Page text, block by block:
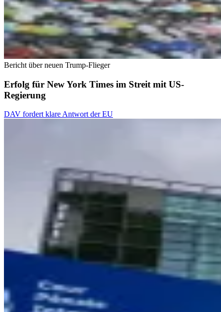
Bericht über neuen Trump-Flieger
Erfolg für New York Times im Streit mit US-
Regierung
DAV fordert klare Antwort der EU